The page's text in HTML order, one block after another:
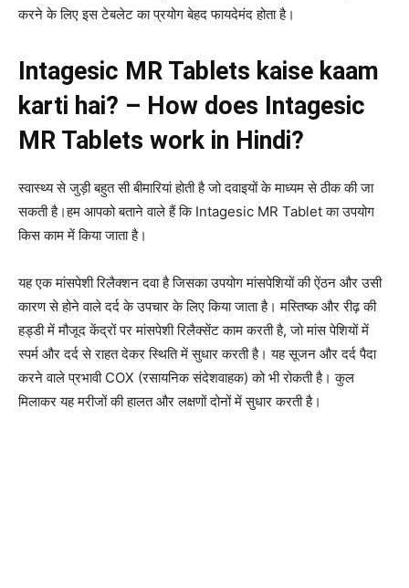
करने के लिए इस टेबलेट का प्रयोग बेहद फायदेमंद होता है।
Intagesic MR Tablets kaise kaam
karti hai? – How does Intagesic
MR Tablets work in Hindi?
स्वास्थ्य से जुड़ी बहुत सी बीमारियां होती है जो दवाइयों के माध्यम से ठीक की जा
सकती है।हम आपको बताने वाले हैं कि Intagesic MR Tablet का उपयोग
किस काम में किया जाता है।
यह एक मांसपेशी रिलैक्शन दवा है जिसका उपयोग मांसपेशियों की ऐंठन और उसी
कारण से होने वाले दर्द के उपचार के लिए किया जाता है। मस्तिष्क और रीढ़ की
हड्डी में मौजूद केंद्रों पर मांसपेशी रिलैक्सेंट काम करती है, जो मांस पेशियों में
स्पर्म और दर्द से राहत देकर स्थिति में सुधार करती है। यह सूजन और दर्द पैदा
करने वाले प्रभावी COX (रसायनिक संदेशवाहक) को भी रोकती है। कुल
मिलाकर यह मरीजों की हालत और लक्षणों दोनों में सुधार करती है।